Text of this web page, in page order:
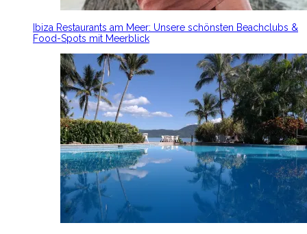
Ibiza Restaurants am Meer: Unsere schönsten Beachclubs &
Food-Spots mit Meerblick